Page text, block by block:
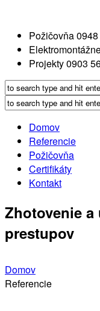
Požičovňa
Projekty0903
Domov
Referencie
Požičovňa
Certifikáty
Kontakt
Zhotovenie a
prestupov
Domov
Referencie